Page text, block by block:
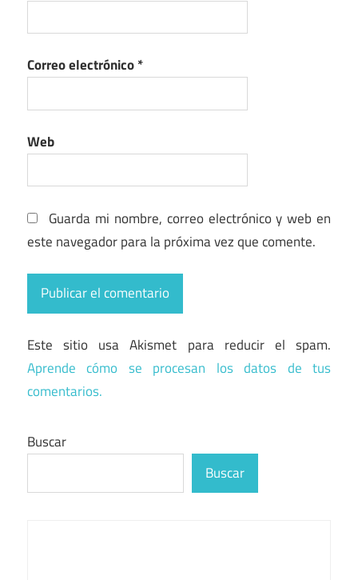
Correo electrónico*
Web
Guarda mi nombre, correo electrónico y web en
este navegador para la próxima vez que comente.
Este sitio usa Akismet para reducir el spam.
Aprende cómo se procesan los datos de tus
comentarios.
Buscar
Buscar